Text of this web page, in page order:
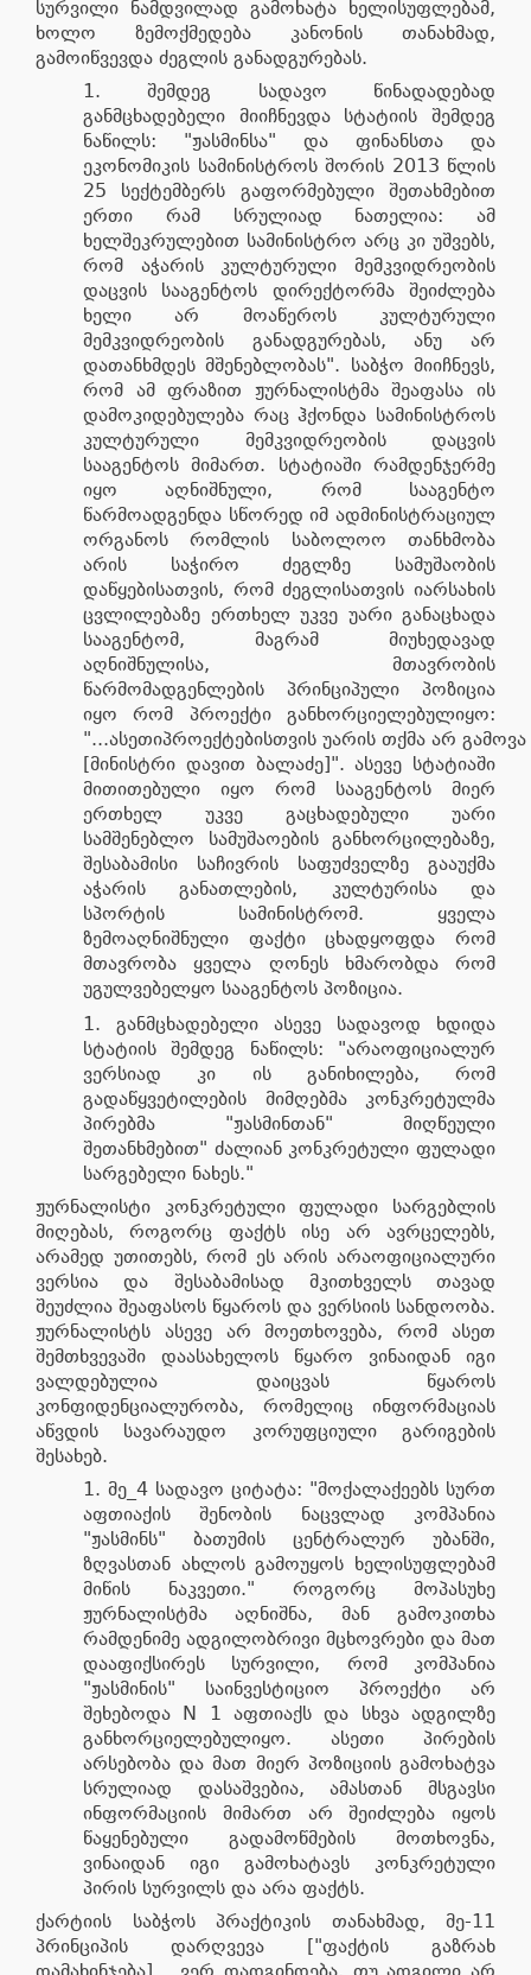
სურვილი ნამდვილად გამოხატა ხელისუფლებამ,
ხოლო ზემოქმედება კანონის თანახმად,
გამოიწვევდა ძეგლის განადგურებას.
შემდეგ სადავო წინადადებად
განმცხადებელი მიიჩნევდა სტატიის შემდეგ
ნაწილს: "ჟასმინსა" და ფინანსთა და
ეკონომიკის სამინისტროს შორის 2013 წლის
25 სექტემბერს გაფორმებული შეთახმებით
ერთი რამ სრულიად ნათელია: ამ
ხელშეკრულებით სამინისტრო არც კი უშვებს,
რომ აჭარის კულტურული მემკვიდრეობის
დაცვის სააგენტოს დირექტორმა შეიძლება
ხელი არ მოაწეროს კულტურული
მემკვიდრეობის განადგურებას, ანუ არ
დათანხმდეს მშენებლობას". საბჭო მიიჩნევს,
რომ ამ ფრაზით ჟურნალისტმა შეაფასა ის
დამოკიდებულება რაც ჰქონდა სამინისტროს
კულტურული მემკვიდრეობის დაცვის
სააგენტოს მიმართ. სტატიაში რამდენჯერმე
იყო აღნიშნული, რომ სააგენტო
წარმოადგენდა სწორედ იმ ადმინისტრაციულ
ორგანოს რომლის საბოლოო თანხმობა
არის საჭირო ძეგლზე სამუშაობის
დაწყებისათვის, რომ ძეგლისათვის იარსახის
ცვლილებაზე ერთხელ უკვე უარი განაცხადა
სააგენტომ, მაგრამ მიუხედავად
აღნიშნულისა, მთავრობის
წარმომადგენლების პრინციპული პოზიცია
იყო რომ პროექტი განხორციელებულიყო:
"...ასეთიპროექტებისთვის უარის თქმა არ გამოვა
[მინისტრი დავით ბალაძე]". ასევე სტატიაში
მითითებული იყო რომ სააგენტოს მიერ
ერთხელ უკვე გაცხადებული უარი
სამშენებლო სამუშაოების განხორცილებაზე,
შესაბამისი საჩივრის საფუძველზე გააუქმა
აჭარის განათლების, კულტურისა და
სპორტის სამინისტრომ. ყველა
ზემოაღნიშნული ფაქტი ცხადყოფდა რომ
მთავრობა ყველა ღონეს ხმარობდა რომ
უგულვებელყო სააგენტოს პოზიცია.
განმცხადებელი ასევე სადავოდ ხდიდა
სტატიის შემდეგ ნაწილს: "არაოფიციალურ
ვერსიად კი ის განიხილება, რომ
გადაწყვეტილების მიმღებმა კონკრეტულმა
პირებმა "ჟასმინთან" მიღწეული
შეთანხმებით" ძალიან კონკრეტული ფულადი
სარგებელი ნახეს."
ჟურნალისტი კონკრეტული ფულადი სარგებლის
მიღებას, როგორც ფაქტს ისე არ ავრცელებს,
არამედ უთითებს, რომ ეს არის არაოფიციალური
ვერსია და შესაბამისად მკითხველს თავად
შეუძლია შეაფასოს წყაროს და ვერსიის სანდოობა.
ჟურნალისტს ასევე არ მოეთხოვება, რომ ასეთ
შემთხვევაში დაასახელოს წყარო ვინაიდან იგი
ვალდებულია დაიცვას წყაროს
კონფიდენციალურობა, რომელიც ინფორმაციას
აწვდის სავარაუდო კორუფციული გარიგების
შესახებ.
მე_4 სადავო ციტატა: "მოქალაქეებს სურთ
აფთიაქის შენობის ნაცვლად კომპანია
"ჟასმინს" ბათუმის ცენტრალურ უბანში,
ზღვასთან ახლოს გამოუყოს ხელისუფლებამ
მიწის ნაკვეთი." როგორც მოპასუხე
ჟურნალისტმა აღნიშნა, მან გამოკითხა
რამდენიმე ადგილობრივი მცხოვრები და მათ
დააფიქსირეს სურვილი, რომ კომპანია
"ჟასმინის" საინვესტიციო პროექტი არ
შეხებოდა N 1 აფთიაქს და სხვა ადგილზე
განხორციელებულიყო. ასეთი პირების
არსებობა და მათ მიერ პოზიციის გამოხატვა
სრულიად დასაშვებია, ამასთან მსგავსი
ინფორმაციის მიმართ არ შეიძლება იყოს
წაყენებული გადამოწმების მოთხოვნა,
ვინაიდან იგი გამოხატავს კონკრეტული
პირის სურვილს და არა ფაქტს.
ქარტიის საბჭოს პრაქტიკის თანახმად, მე-11
პრინციპის დარღვევა ["ფაქტის გაზრახ